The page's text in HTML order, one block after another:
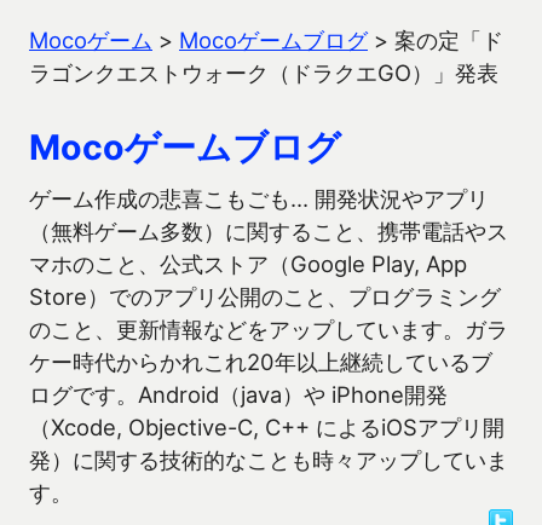
Mocoゲーム > Mocoゲームブログ> 案の定「ド
ラゴンクエストウォーク（ドラクエGO）」発表
Mocoゲームブログ
ゲーム作成の悲喜こもごも… 開発状況やアプリ
（無料ゲーム多数）に関すること、携帯電話やス
マホのこと、公式ストア（Google Play, App
Store）でのアプリ公開のこと、プログラミング
のこと、更新情報などをアップしています。ガラ
ケー時代からかれこれ20年以上継続しているブ
ログです。Android（java）や iPhone開発
（Xcode, Objective-C, C++ によるiOSアプリ開
発）に関する技術的なことも時々アップしていま
す。